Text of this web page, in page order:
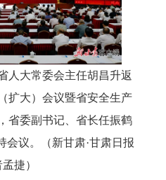
人大常委会主任胡昌升返
扩大）会议暨省安全生产
省委副书记、省长任振鹤
会议。（新甘肃·甘肃日报
捷）